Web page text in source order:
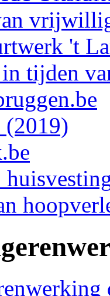
't
tijden
(2019)